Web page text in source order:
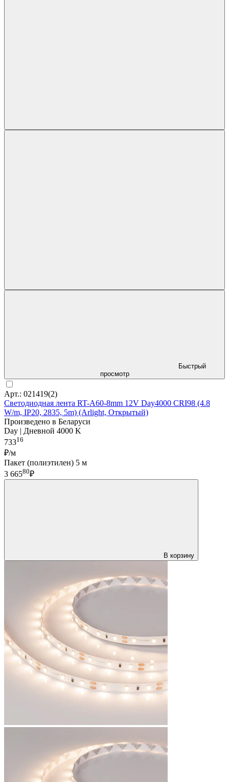
Быстрый
просмотр
Арт.: 021419(2)
Светодиодная лента RT-A60-8mm 12V Day4000 CRI98 (4.8
W/m, IP20, 2835, 5m) (Arlight, Открытый)
Произведено в Беларуси
Day | Дневной 4000 K
73316
₽/м
Пакет (полиэтилен) 5 м
3 66580₽
В корзину